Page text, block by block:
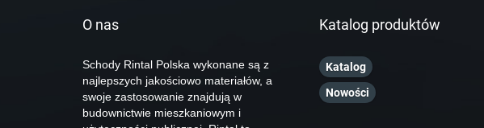
O nas
Schody Rintal Polska wykonane są z
najlepszych jakościowo materiałów, a
swoje zastosowanie znajdują w
budownictwie mieszkaniowym i
Katalog produktów
Katalog
Nowości